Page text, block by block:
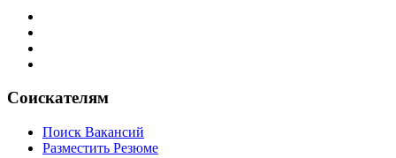
Соискателям
Поиск Вакансий
Разместить Резюме